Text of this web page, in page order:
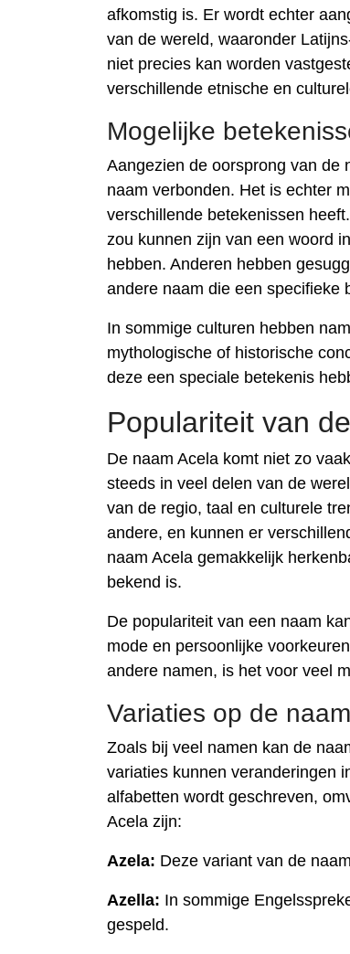
afkomstig is. Er wordt echter
van de wereld, waaronder
niet precies kan worden
verschillende etnische en
Mogelijke
Aangezien de oorsprong van de
naam verbonden. Het is echter
verschillende betekenissen
zou kunnen zijn van een woord
hebben. Anderen hebben
andere naam die een specifieke
In sommige culturen hebben
mythologische of historische
deze een speciale betekenis
Populariteit van
De naam Acela komt niet zo
steeds in veel delen van de
van de regio, taal en culturele
andere, en kunnen er
naam Acela gemakkelijk
bekend is.
De populariteit van een naam
mode en persoonlijke
andere namen, is het voor veel
Variaties op de
Zoals bij veel namen kan de
variaties kunnen veranderingen
alfabetten wordt geschreven,
Acela zijn:
Azela: Deze variant van de
Azella: In sommige
gespeld.